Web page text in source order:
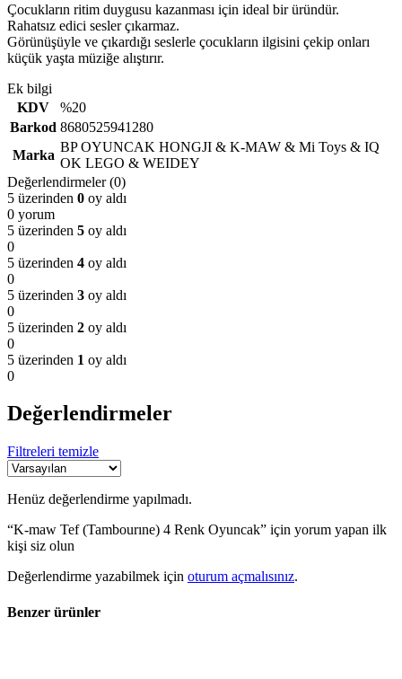
Çocukların ritim duygusu kazanması için ideal bir üründür.
Rahatsız edici sesler çıkarmaz.
Görünüşüyle ve çıkardığı seslerle çocukların ilgisini çekip onları
küçük yaşta müziğe alıştırır.
Ek bilgi
KDV
%20
Barkod 8680525941280
Marka
BP OYUNCAK HONGJI & K-MAW & Mi Toys & IQ
OK LEGO & WEIDEY
Değerlendirmeler (0)
5 üzerinden 0 oy aldı
0 yorum
5 üzerinden 5 oy aldı
0
5 üzerinden 4 oy aldı
0
5 üzerinden 3 oy aldı
0
5 üzerinden 2 oy aldı
0
5 üzerinden 1 oy aldı
0
Değerlendirmeler
Filtreleri temizle
Henüz değerlendirme yapılmadı.
“K-maw Tef (Tambourıne) 4 Renk Oyuncak” için yorum yapan ilk
kişi siz olun
Değerlendirme yazabilmek için oturum açmalısınız.
Benzer ürünler